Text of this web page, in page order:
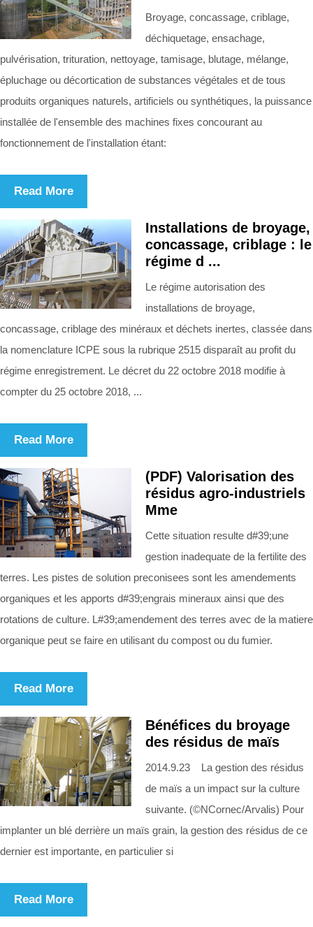
Broyage, concassage, criblage,
déchiquetage, ensachage,
pulvérisation, trituration, nettoyage, tamisage, blutage, mélange,
épluchage ou décortication de substances végétales et de tous
produits organiques naturels, artificiels ou synthétiques, la puissance
installée de l'ensemble des machines fixes concourant au
fonctionnement de l'installation étant:
Read More
Installations de broyage,
concassage, criblage : le
régime d ...
Le régime autorisation des
installations de broyage,
concassage, criblage des minéraux et déchets inertes, classée dans
la nomenclature ICPE sous la rubrique 2515 disparaît au profit du
régime enregistrement. Le décret du 22 octobre 2018 modifie à
compter du 25 octobre 2018, ...
Read More
(PDF) Valorisation des
résidus agro-industriels
Mme
Cette situation resulte d#39;une
gestion inadequate de la fertilite des
terres. Les pistes de solution preconisees sont les amendements
organiques et les apports d#39;engrais mineraux ainsi que des
rotations de culture. L#39;amendement des terres avec de la matiere
organique peut se faire en utilisant du compost ou du fumier.
Read More
Bénéfices du broyage
des résidus de maïs
2014.9.23 La gestion des résidus
de maïs a un impact sur la culture
suivante. (©NCornec/Arvalis) Pour
implanter un blé derrière un maïs grain, la gestion des résidus de ce
dernier est importante, en particulier si
Read More